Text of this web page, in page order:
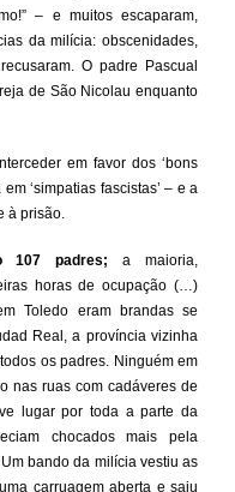
– e muitos escaparam,
da milícia: obscenidades,
O padre Pascual
de São Nicolau enquanto
em favor dos ‘bons
‘simpatias fascistas’ – e a
à prisão.
107 padres; a maioria,
horas de ocupação (…)
Toledo eram brandas se
Real, a província vizinha
os padres. Ninguém em
nas ruas com cadáveres de
lugar por toda a parte da
chocados mais pela
bando da milícia vestiu as
carruagem aberta e saiu